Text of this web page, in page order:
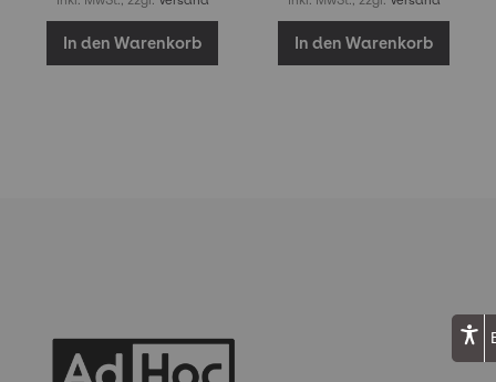
In den Warenkorb In den Warenkorb